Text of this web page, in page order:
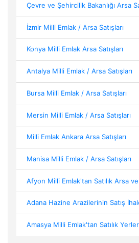
Çevre ve Şehircilik Bakanlığı Arsa
İzmir Milli Emlak / Arsa Satışları
Konya Milli Emlak Arsa Satışları
Antalya Milli Emlak / Arsa Satışları
Bursa Milli Emlak / Arsa Satışları
Mersin Milli Emlak / Arsa Satışları
Milli Emlak Ankara Arsa Satışları
Manisa Milli Emlak / Arsa Satışları
Afyon Milli Emlak'tan Satılık Arsa
Adana Hazine Arazilerinin Satış
Amasya Milli Emlak'tan Satılık Yerler